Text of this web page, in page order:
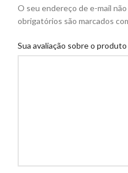
O seu endereço de e-mail
obrigatórios são marcados
Sua avaliação sobre o produto